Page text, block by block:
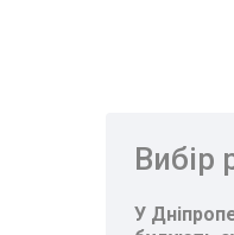
Вибір
У